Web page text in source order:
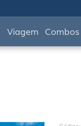
Viagem Combos